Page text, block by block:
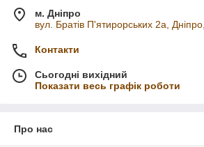
м. Дніпро
вул. Братів П'ятирорських 2а,
Контакти
Сьогодні вихідний
Показати весь графік роботи
Про нас